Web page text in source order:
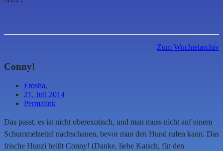
Zum Wuchtelarchiv
Conny!
Etosha,
21. Juli 2014
Permalink
Das passt, es ist nicht oberexotisch, und man muss nicht auf einem
Schummelzettel nachschauen, bevor man den Hund rufen kann. Das
frische Hunzi heißt Conny! (Danke, liebe Katsch, für den